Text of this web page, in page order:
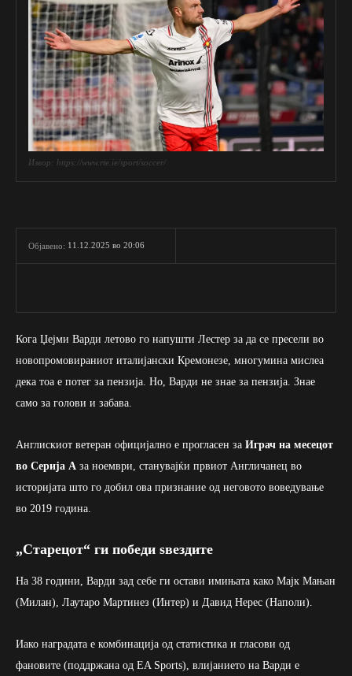
Извор: https://www.rte.ie/sport/soccer/
Објавено: 11.12.2025 во 20:06
Кога Џејми Варди летово го напушти Лестер за да се пресели во
новопромовираниот италијански Кремонезе, многумина мислеа
дека тоа е потег за пензија. Но, Варди не знае за пензија. Знае
само за голови и забава.
Англискиот ветеран официјално е прогласен за Играч на месецот
во Серија А за ноември, станувајќи првиот Англичанец во
историјата што го добил ова признание од неговото воведување
во 2019 година.
„Старецот“ ги победи ѕвездите
На 38 години, Варди зад себе ги остави имињата како Мајк Мањан
(Милан), Лаутаро Мартинез (Интер) и Давид Нерес (Наполи).
Иако наградата е комбинација од статистика и гласови од
фановите (поддржана од EA Sports), влијанието на Варди е